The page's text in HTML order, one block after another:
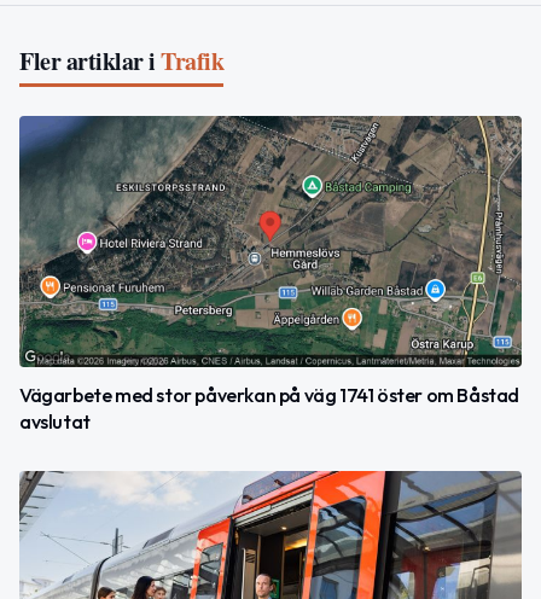
Fler artiklar iTrafik
Vägarbete med stor påverkan på väg 1741 öster om Båstad
avslutat